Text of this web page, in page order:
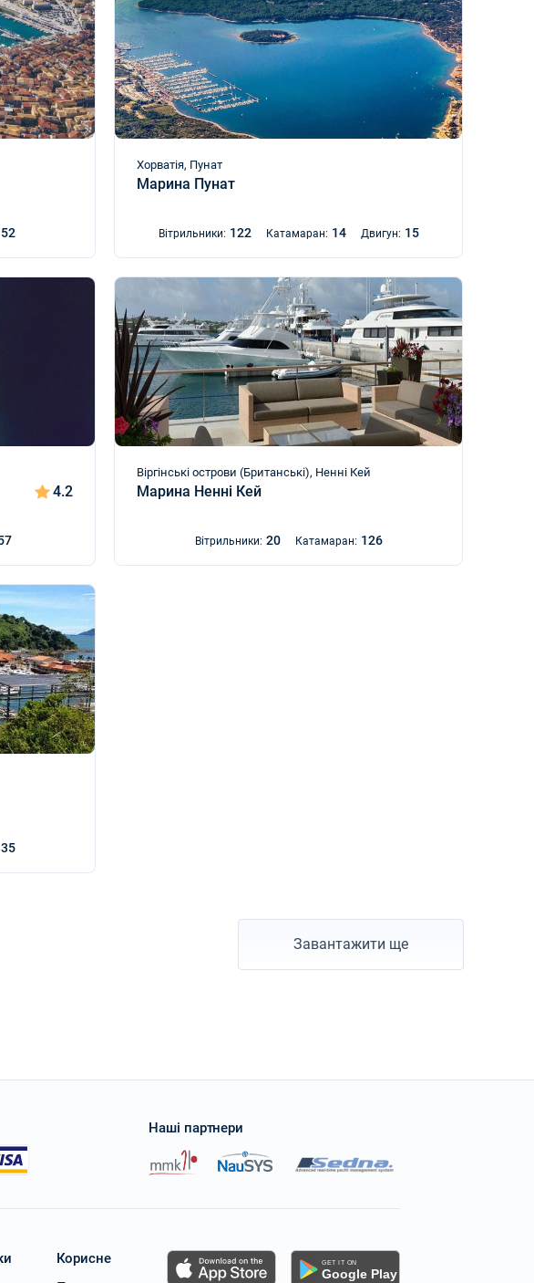
52
Хорватія, Пунат
Марина Пунат
Вітрильники: 122 Катамаран: 14 Двигун: 15
4.2
Віргінські острови (Британські), Ненні Кей
Марина Ненні Кей
Вітрильники: 20 Катамаран: 126
35
Завантажити ще
Наші партнери
Корисне